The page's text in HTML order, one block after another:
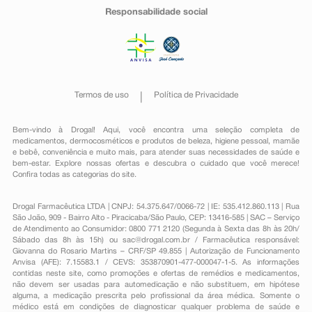
Responsabilidade social
Termos de uso Política de Privacidade
Bem-vindo à Drogal! Aqui, você encontra uma seleção completa de
medicamentos , dermocosméticos e produtos de beleza, higiene pessoal ,mamãe
e bebê, conveniênciae muito mais, para atender suas necessidades de saúde e
bem-estar. Explore nossas ofertas e descubra o cuidado que você merece!
Confira todas as categorias do site.
Drogal Farmacêutica LTDA | CNPJ: 54.375.647/0066-72 | IE: 535.412.860.113 | Rua
São João, 909 - Bairro Alto - Piracicaba/São Paulo, CEP: 13416-585 | SAC – Serviço
de Atendimento ao Consumidor: 0800 771 2120 (Segunda à Sexta das 8h às 20h/
Sábado das 8h às 15h) ou sac@drogal.com.br/ Farmacêutica responsável:
Giovanna do Rosario Martins – CRF/SP 49.855 | Autorização de Funcionamento
Anvisa (AFE): 7.15583.1 / CEVS: 353870901-477-000047-1-5. As informações
contidas neste site, como promoções e ofertas de remédios e medicamentos,
não devem ser usadas para automedicação e não substituem, em hipótese
alguma, a medicação prescrita pelo profissional da área médica. Somente o
médico está em condições de diagnosticar qualquer problema de saúde e